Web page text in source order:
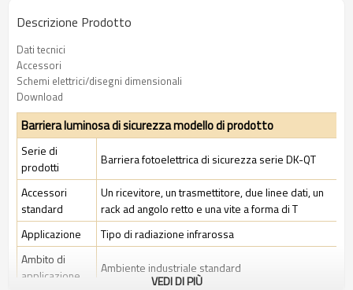
Descrizione Prodotto
Dati tecnici
Accessori
Schemi elettrici/disegni dimensionali
Download
Barriera luminosa di sicurezza modello di prodotto
Serie di
prodotti
Barriera fotoelettrica di sicurezza serie DK-QT
Accessori
standard
Un ricevitore, un trasmettitore, due linee dati, un
rack ad angolo retto e una vite a forma di T
Applicazione
Tipo di radiazione infrarossa
Ambito di
applicazione
Ambiente industriale standard
VEDI DI PIÙ